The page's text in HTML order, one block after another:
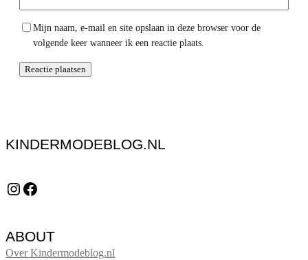
Mijn naam, e-mail en site opslaan in deze browser voor de
volgende keer wanneer ik een reactie plaats.
KINDERMODEBLOG.NL
Instagram Facebook
ABOUT
Over Kindermodeblog.nl